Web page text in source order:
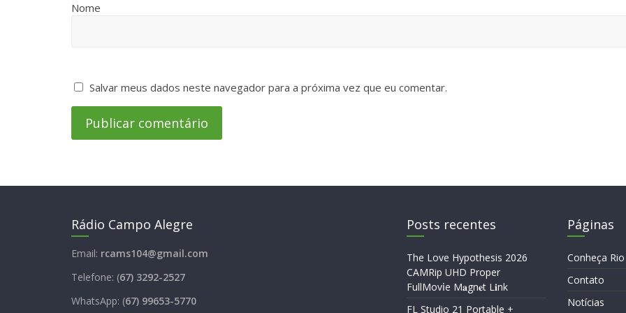
Nome
Salvar meus dados neste navegador para a próxima vez que eu comentar.
Rádio Campo Alegre
Email: rcams104@gmail.com
Telefone: (67) 3292-2527
WhatsApp: (67) 99653-5770
Posts recentes
The Love Hypothesis 2026
CAMRip UHD Proper
FullMov𝗂e M𝐚gn𝐞t L𝐢nk
FL Studio 21 Portable +
Páginas
Conheça
Contato
Notícias